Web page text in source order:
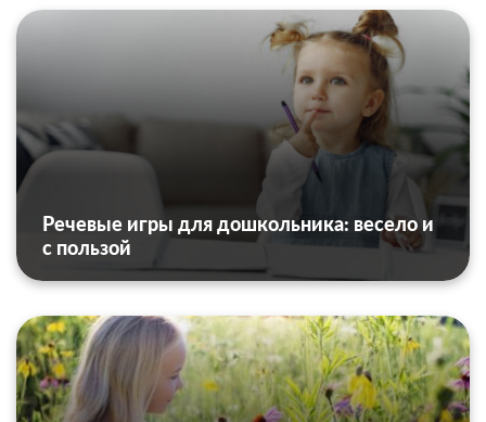
Речевые игры для дошкольника: весело и
с пользой